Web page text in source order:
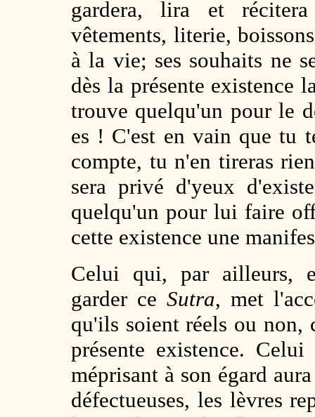
gardera, lira et
vêtements, literie,
à la vie; ses souhaits ne
dès la présente existence
trouve quelqu'un pour le
es ! C'est en vain que tu
compte, tu n'en tireras
sera privé d'yeux
quelqu'un pour lui faire
cette existence une
Celui qui, par ailleurs,
garder ce Sutra, met
qu'ils soient réels ou non,
présente existence.
méprisant à son égard
défectueuses, les lèvres